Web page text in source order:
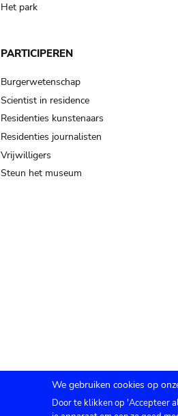
Het park
PARTICIPEREN
Burgerwetenschap
Scientist in residence
Residenties kunstenaars
Residenties journalisten
Vrijwilligers
Steun het museum
We gebruiken cookies op
Door te klikken op 'Accepteer